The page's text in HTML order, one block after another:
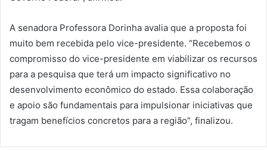
A senadora Professora Dorinha avalia que a proposta foi
muito bem recebida pelo vice-presidente. “Recebemos o
compromisso do vice-presidente em viabilizar os recursos
para a pesquisa que terá um impacto significativo no
desenvolvimento econômico do estado. Essa colaboração
e apoio são fundamentais para impulsionar iniciativas que
tragam benefícios concretos para a região”, finalizou.